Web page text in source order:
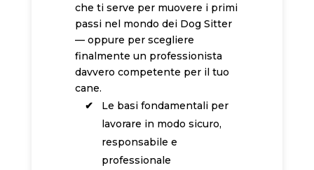
che ti serve per muovere i primi
passi nel mondo dei Dog Sitter
— oppure per scegliere
finalmente un professionista
davvero competente per il tuo
cane.
Le basi fondamentali per
lavorare in modo sicuro,
responsabile e
professionale